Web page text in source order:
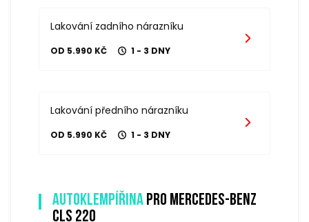
Lakování zadního nárazníku
OD 5.990 KČ 1 - 3 DNY
Lakování předního nárazníku
OD 5.990 KČ 1 - 3 DNY
Autoklempířina pro mercedes-benz
cls 220